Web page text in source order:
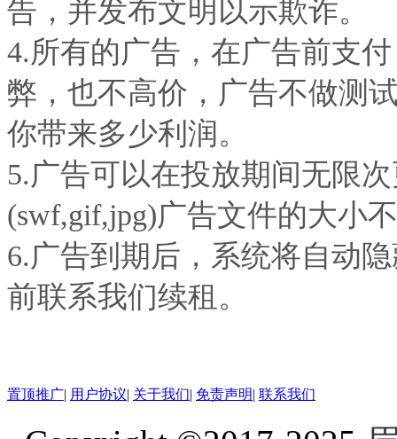
告，并发布文明以示欺诈。
4.所有的广告，在广告前支
弊，也不高价，广告不做测
你带来多少利润。
5.广告可以在投放期间无限
(swf,gif,jpg)广告文件的大小
6.广告到期后，系统将自动
前联系我们续租。
置顶推广| 用户协议| 关于我们| 免责声明| 联系我们